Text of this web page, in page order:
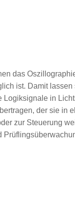
das
ist. Damit
in
der sie in
zur Steuerung